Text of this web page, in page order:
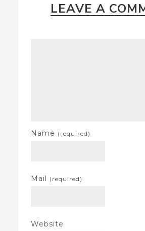
LEAVE A
Name (required)
Mail (required)
Website